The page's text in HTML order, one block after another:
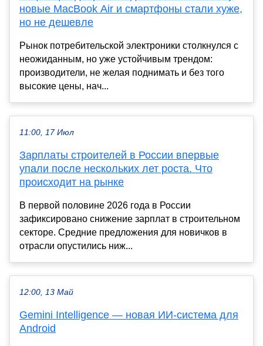
новые MacBook Air и смартфоны стали хуже,
но не дешевле
Рынок потребительской электроники столкнулся с
неожиданным, но уже устойчивым трендом:
производители, не желая поднимать и без того
высокие цены, нач...
11:00, 17 Июл
Зарплаты строителей в России впервые
упали после нескольких лет роста. Что
происходит на рынке
В первой половине 2026 года в России
зафиксировано снижение зарплат в строительном
секторе. Средние предложения для новичков в
отрасли опустились ниж...
12:00, 13 Май
Gemini Intelligence — новая ИИ-система для
Android